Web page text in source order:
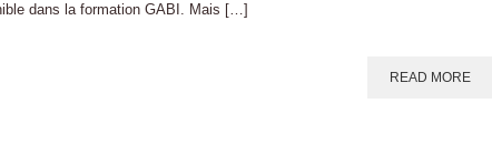
dans la formation GABI. Mais […]
READ MORE